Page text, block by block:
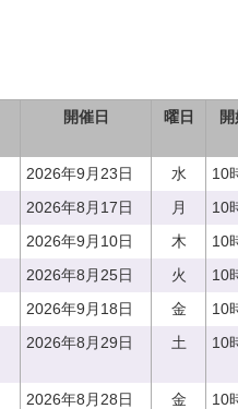
開催日 曜日
2026年9月23日 水 10
2026年8月17日 月 10
2026年9月10日 木 10
2026年8月25日 火 10
2026年9月18日 金 10
2026年8月29日 土 10
2026年8月28日 金 10